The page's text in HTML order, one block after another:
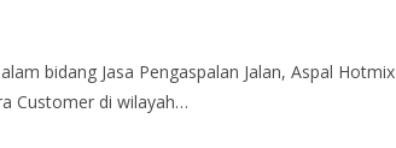
bidang Jasa Pengaspalan Jalan, Aspal Hotmix
Customer di wilayah…